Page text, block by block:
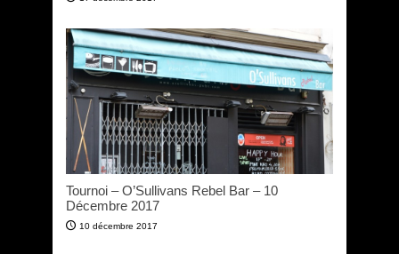
Tournoi – O’Sullivans Rebel Bar – 10
Décembre 2017
10 décembre 2017